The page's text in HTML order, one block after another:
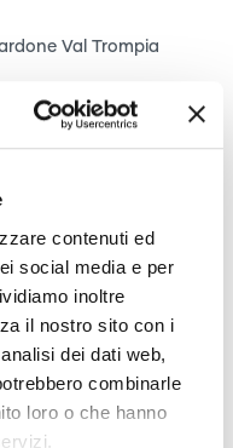
contenuti ed
social media e per
inoltre
il nostro sito con i
dei dati web,
combinarle
loro o che hanno
Val Trompia
Trompia,
e ai residenti della
trasferimento da
Sportello riaprirà
in Via Goffredo